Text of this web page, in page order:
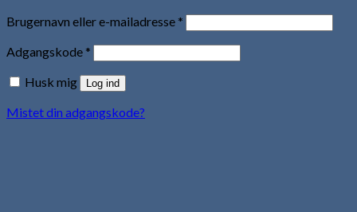
Brugernavn eller e-mailadresse *
Adgangskode *
Husk mig
Log ind
Mistet din adgangskode?